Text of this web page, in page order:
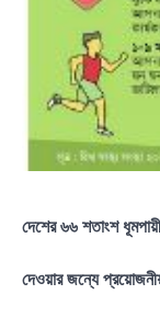
দেশের ৬৬ শতাংশ
দেওয়ার জন্যে